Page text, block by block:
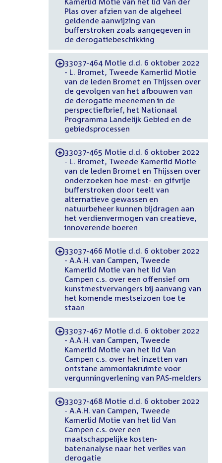
Plas over afzien van de algeheel
geldende aanwijzing van
bufferstroken zoals aangegeven in
de derogatiebeschikking
-33037-464 Motie d.d. 6 oktober 2022
- L. Bromet, Tweede Kamerlid Motie
van de leden Bromet en Thijssen over
de gevolgen van het afbouwen van
de derogatie meenemen in de
perspectiefbrief, het Nationaal
Programma Landelijk Gebied en de
gebiedsprocessen
-33037-465 Motie d.d. 6 oktober 2022
- L. Bromet, Tweede Kamerlid Motie
van de leden Bromet en Thijssen over
onderzoeken hoe mest- en gifvrije
bufferstroken door teelt van
alternatieve gewassen en
natuurbeheer kunnen bijdragen aan
het verdienvermogen van creatieve,
innoverende boeren
-33037-466 Motie d.d. 6 oktober 2022
- A.A.H. van Campen, Tweede
Kamerlid Motie van het lid Van
Campen c.s. over een offensief om
kunstmestvervangers bij aanvang van
het komende mestseizoen toe te
staan
-33037-467 Motie d.d. 6 oktober 2022
- A.A.H. van Campen, Tweede
Kamerlid Motie van het lid Van
Campen c.s. over het inzetten van
ontstane ammoniakruimte voor
vergunningverlening van PAS-melders
-33037-468 Motie d.d. 6 oktober 2022
- A.A.H. van Campen, Tweede
Kamerlid Motie van het lid Van
Campen c.s. over een
maatschappelijke kosten-
batenanalyse naar het verlies van
derogatie